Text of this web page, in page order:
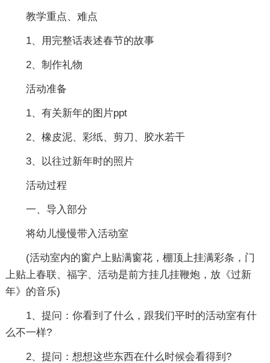
教学重点、难点
1、用完整话表述春节的故事
2、制作礼物
活动准备
1、有关新年的图片ppt
2、橡皮泥、彩纸、剪刀、胶水若干
3、以往过新年时的照片
活动过程
一、导入部分
将幼儿慢慢带入活动室
(活动室内的窗户上贴满窗花，棚顶上挂满彩条，门
上贴上春联、福字、活动是前方挂几挂鞭炮，放《过新
年》的音乐)
1、提问：你看到了什么，跟我们平时的活动室有什
么不一样?
2、提问：想想这些东西在什么时候会看得到?